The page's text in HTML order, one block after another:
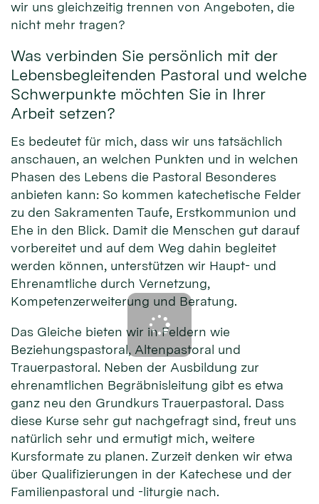
wir uns gleichzeitig trennen von Angeboten, die
nicht mehr tragen?
Was verbinden Sie persönlich mit der
Lebensbegleitenden Pastoral und welche
Schwerpunkte möchten Sie in Ihrer
Arbeit setzen?
Es bedeutet für mich, dass wir uns tatsächlich
anschauen, an welchen Punkten und in welchen
Phasen des Lebens die Pastoral Besonderes
anbieten kann: So kommen katechetische Felder
zu den Sakramenten Taufe, Erstkommunion und
Ehe in den Blick. Damit die Menschen gut darauf
vorbereitet und auf dem Weg dahin begleitet
werden können, unterstützen wir Haupt- und
Ehrenamtliche durch Vernetzung,
Kompetenzerweiterung und Beratung.
Das Gleiche bieten wir in Feldern wie
Beziehungspastoral, Altenpastoral und
Trauerpastoral. Neben der Ausbildung zur
ehrenamtlichen Begräbnisleitung gibt es etwa
ganz neu den Grundkurs Trauerpastoral. Dass
diese Kurse sehr gut nachgefragt sind, freut uns
natürlich sehr und ermutigt mich, weitere
Kursformate zu planen. Zurzeit denken wir etwa
über Qualifizierungen in der Katechese und der
Familienpastoral und -liturgie nach.